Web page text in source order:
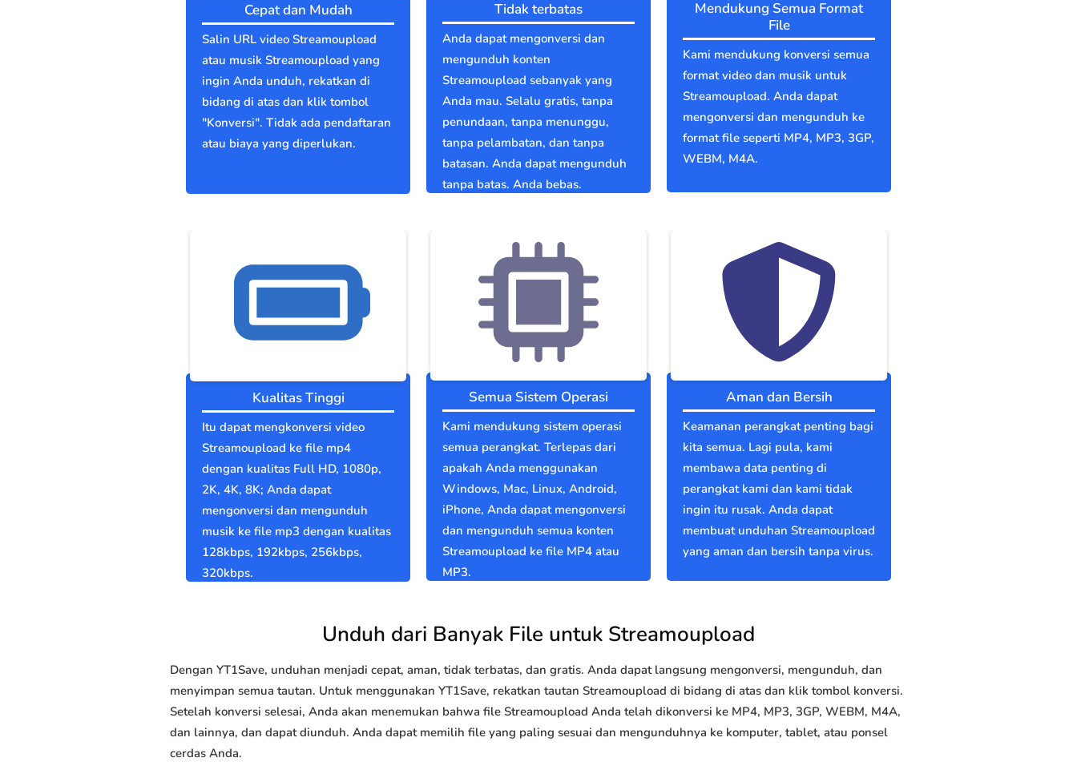
Cepat dan Mudah
Salin URL video Streamoupload
atau musik Streamoupload yang
ingin Anda unduh, rekatkan di
bidang di atas dan klik tombol
"Konversi". Tidak ada pendaftaran
atau biaya yang diperlukan.
Tidak terbatas
Anda dapat mengonversi dan
mengunduh konten
Streamoupload sebanyak yang
Anda mau. Selalu gratis, tanpa
penundaan, tanpa menunggu,
tanpa pelambatan, dan tanpa
batasan. Anda dapat mengunduh
tanpa batas. Anda bebas.
Mendukung Semua Format
File
Kami mendukung konversi semua
format video dan musik untuk
Streamoupload. Anda dapat
mengonversi dan mengunduh ke
format file seperti MP4, MP3, 3GP,
WEBM, M4A.
Kualitas Tinggi
Itu dapat mengkonversi video
Streamoupload ke file mp4
dengan kualitas Full HD, 1080p,
2K, 4K, 8K; Anda dapat
mengonversi dan mengunduh
musik ke file mp3 dengan kualitas
128kbps, 192kbps, 256kbps,
320kbps.
Semua Sistem Operasi
Kami mendukung sistem operasi
semua perangkat. Terlepas dari
apakah Anda menggunakan
Windows, Mac, Linux, Android,
iPhone, Anda dapat mengonversi
dan mengunduh semua konten
Streamoupload ke file MP4 atau
MP3.
Aman dan Bersih
Keamanan perangkat penting bagi
kita semua. Lagi pula, kami
membawa data penting di
perangkat kami dan kami tidak
ingin itu rusak. Anda dapat
membuat unduhan Streamoupload
yang aman dan bersih tanpa virus.
Unduh dari Banyak File untuk Streamoupload
Dengan YT1Save, unduhan menjadi cepat, aman, tidak terbatas, dan gratis. Anda dapat langsung mengonversi, mengunduh, dan
menyimpan semua tautan. Untuk menggunakan YT1Save, rekatkan tautan Streamoupload di bidang di atas dan klik tombol konversi.
Setelah konversi selesai, Anda akan menemukan bahwa file Streamoupload Anda telah dikonversi ke MP4, MP3, 3GP, WEBM, M4A,
dan lainnya, dan dapat diunduh. Anda dapat memilih file yang paling sesuai dan mengunduhnya ke komputer, tablet, atau ponsel
cerdas Anda.